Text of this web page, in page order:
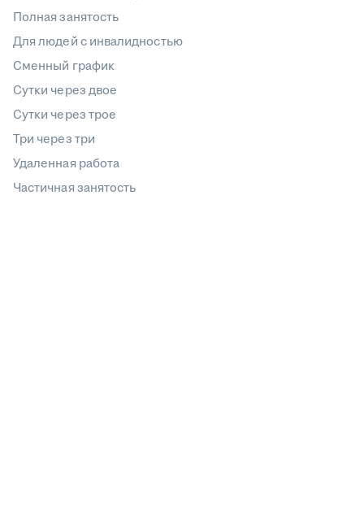
Полная занятость
Для людей с инвалидностью
Сменный график
Сутки через двое
Сутки через трое
Три через три
Удаленная работа
Частичная занятость